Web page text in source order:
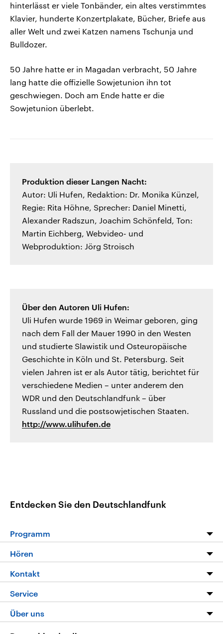
hinterlässt er viele Tonbänder, ein altes verstimmtes
Klavier, hunderte Konzertplakate, Bücher, Briefe aus
aller Welt und zwei Katzen namens Tschunja und
Bulldozer.
50 Jahre hatte er in Magadan verbracht, 50 Jahre
lang hatte die offizielle Sowjetunion ihn tot
geschwiegen. Doch am Ende hatte er die
Sowjetunion überlebt.
Produktion dieser Langen Nacht:
Autor: Uli Hufen, Redaktion: Dr. Monika Künzel,
Regie: Rita Höhne, Sprecher: Daniel Minetti,
Alexander Radszun, Joachim Schönfeld, Ton:
Martin Eichberg, Webvideo- und
Webproduktion: Jörg Stroisch
Über den Autoren Uli Hufen:
Uli Hufen wurde 1969 in Weimar geboren, ging
nach dem Fall der Mauer 1990 in den Westen
und studierte Slawistik und Osteuropäische
Geschichte in Köln und St. Petersburg. Seit
vielen Jahren ist er als Autor tätig, berichtet für
verschiedene Medien – unter anderem den
WDR und den Deutschlandfunk – über
Russland und die postsowjetischen Staaten.
http://www.ulihufen.de
Entdecken Sie den Deutschlandfunk
Programm
Programm
Die Nachrichten
Nachrichtenleicht
Neue Beiträge auf dlf.de
Hören
Livestream
Podcasts
Deutschlandfunk App
Kontakt
Hörerservice
Service
Über uns